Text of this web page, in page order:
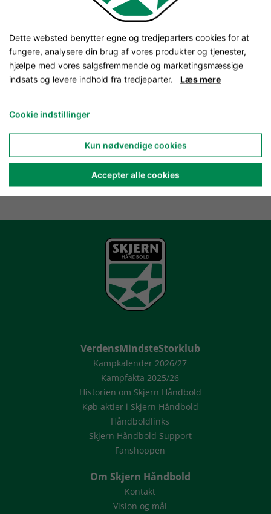
VerdensMindsteStorklub
Kampkalender 2026/27
Kampfakta 2025/26
Historien om Skjern Håndbold
Køb aktier i Skjern Håndbold
Håndboldlinks
Skjern Håndbold Support
Fanshoppen
Om Skjern Håndbold
Kontakt
Vision og mål
Dette websted benytter egne og tredjeparters cookies for at
fungere, analysere din brug af vores produkter og tjenester,
hjælpe med vores salgsfremmende og marketingsmæssige
indsats og levere indhold fra tredjeparter. Læs mere
Cookie indstillinger
Kun nødvendige cookies
Accepter alle cookies